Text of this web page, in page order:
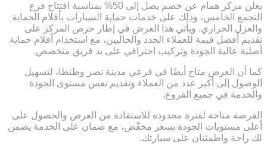
يعلن مركز همام عن خصم يصل إلى 50% بمناسبة افتتاح فرع
التجمع الخامس، وذلك على خدمات حماية السيارات بأفلام الحماية
والعزل الحراري. ويأتي هذا العرض في إطار حرص المركز على
تقديم أفضل قيمة للعملاء الجدد والحاليين، مع استخدام أفلام حماية
أصلية عالية الجودة وتركيب احترافي على يد فريق متخصص.
كما أن العرض متاح أيضًا في فرعي مدينة نصر وطنطا، لتسهيل
الوصول إلى أكبر عدد من العملاء وتقديم نفس مستوى الجودة
والخدمة في جميع الفروع.
الفرصة متاحة لفترة محدودة للاستفادة من العرض والحصول على
أعلى مستويات الجودة بسعر مخفّض، مع ضمان على الخدمة يضمن
لك راحة واطمئنان على سيارتك.